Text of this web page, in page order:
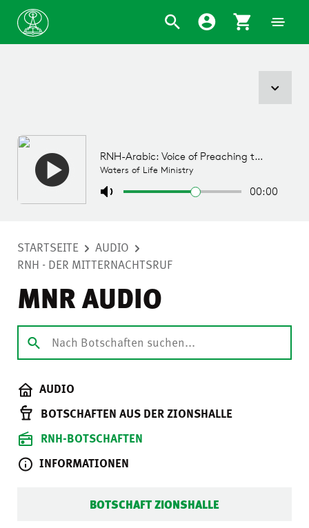
STARTSEITE
AUDIO
RNH - DER MITTERNACHTSRUF
MNR AUDIO
AUDIO
BOTSCHAFTEN AUS DER ZIONSHALLE
RNH-BOTSCHAFTEN
INFORMATIONEN
BOTSCHAFT ZIONSHALLE